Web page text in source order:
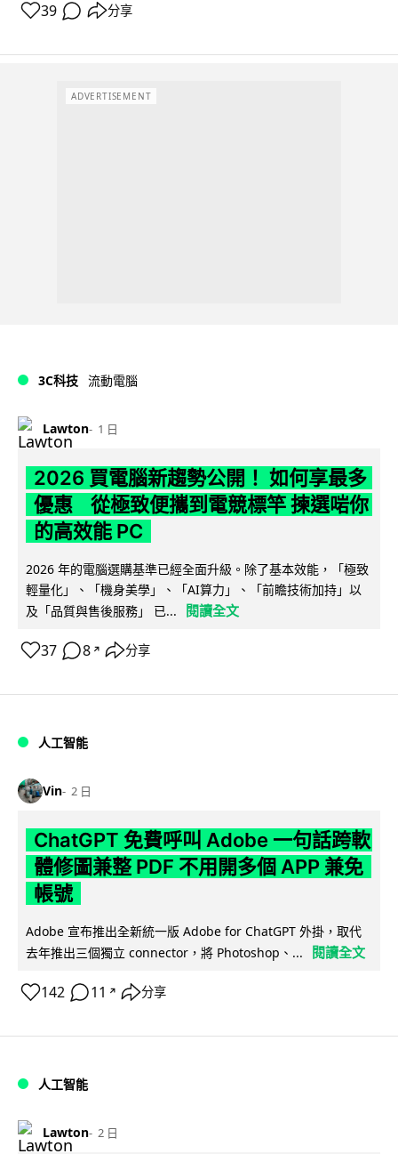
39 分享
ADVERTISEMENT
3C科技 流動電腦
Lawton 1 日
2026 買電腦新趨勢公開！ 如何享最多
優惠 從極致便攜到電競標竿 揀選啱你
的高效能 PC
2026 年的電腦選購基準已經全面升級。除了基本效能，「極致
輕量化」、「機身美學」、「AI算力」、「前瞻技術加持」以
及「品質與售後服務」 已...
閱讀全文
37 8 ↗ 分享
人工智能
Vin 2 日
ChatGPT 免費呼叫 Adobe 一句話跨軟
體修圖兼整 PDF 不用開多個 APP 兼免
帳號
Adobe 宣布推出全新統一版 Adobe for ChatGPT 外掛，取代
去年推出三個獨立 connector，將 Photoshop、...
閱讀全文
142 11 ↗ 分享
人工智能
Lawton 2 日